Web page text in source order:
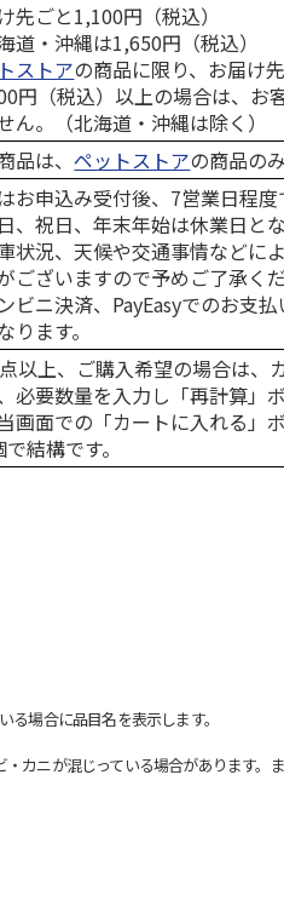
先ごと1,100円（税込）
道・沖縄は1,650円（税込）
ストアの商品に限り、お届け
円（税込）以上の場合は、お
ん。（北海道・沖縄は除く）
品は、ペットストアの商品の
お申込み受付後、7営業日程度
、祝日、年末年始は休業日とな
状況、天候や交通事情などに
ございますので予めご了承くだ
ビニ決済、PayEasyでのお支
ります。
以上、ご購入希望の場合は、
必要数量を入力し「再計算」
画面での「カートに入れる」
結構です。
場合に品目名を表示します。
ニが混じっている場合があります。